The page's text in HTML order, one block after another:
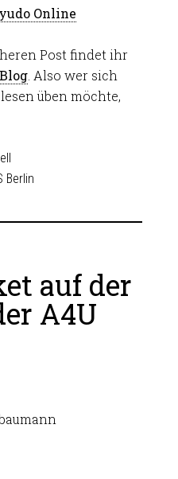
Online
Post findet ihr
. Also wer sich
üben möchte,
Berlin
auf der
A4U